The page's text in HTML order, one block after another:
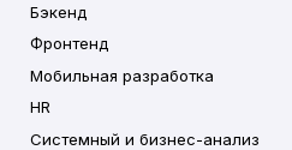
Бэкенд
Фронтенд
Мобильная разработка
HR
Системный и бизнес-анализ